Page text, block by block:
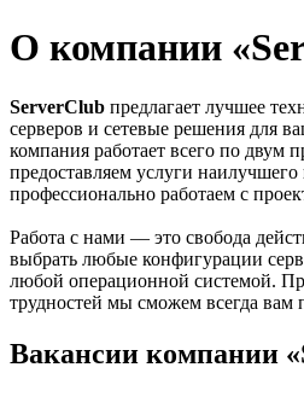
О компании
ServerClub предлагает лучшее
серверов и сетевые решения для
компания работает всего по двум
предоставляем услуги наилучшего
профессионально работаем с
Работа с нами — это свобода
выбрать любые конфигурации
любой операционной системой.
трудностей мы сможем всегда вам
Вакансии компании